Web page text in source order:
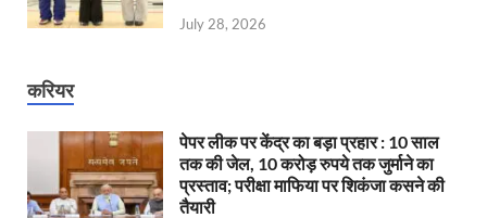
July 28, 2026
करियर
पेपर लीक पर केंद्र का बड़ा प्रहार : 10 साल
तक की जेल, 10 करोड़ रुपये तक जुर्माने का
प्रस्ताव; परीक्षा माफिया पर शिकंजा कसने की
तैयारी